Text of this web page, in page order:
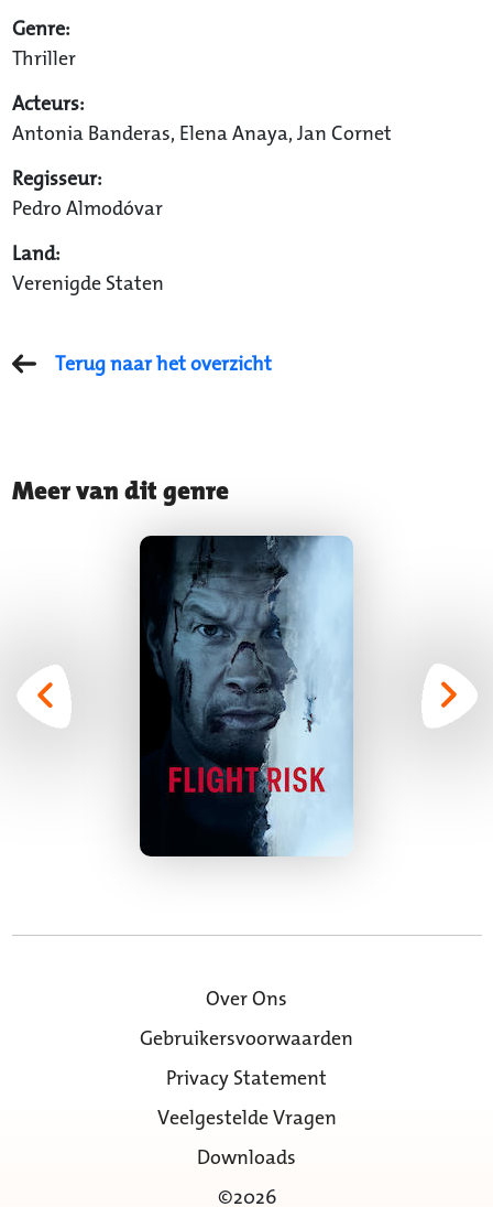
Genre:
Thriller
Acteurs:
Antonia Banderas, Elena Anaya, Jan Cornet
Regisseur:
Pedro Almodóvar
Land:
Verenigde Staten
Terug naar het overzicht
Meer van dit genre
Over Ons
Gebruikersvoorwaarden
Privacy Statement
Veelgestelde Vragen
Downloads
©2026